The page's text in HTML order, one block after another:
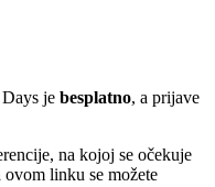
je besplatno, a prijave
na kojoj se očekuje
ovom linku se možete